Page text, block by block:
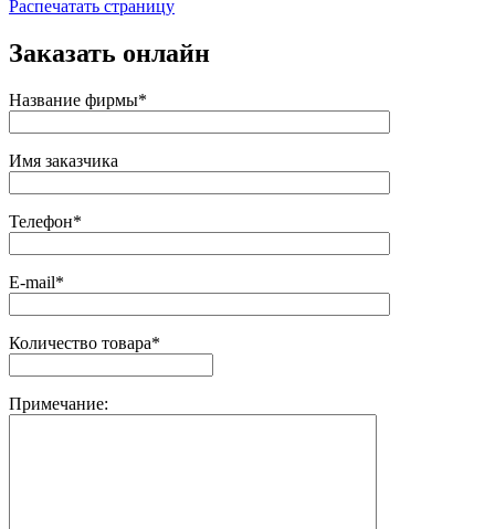
Распечатать страницу
Заказать онлайн
Название фирмы*
Имя заказчика
Телефон*
E-mail*
Количество товара*
Примечание: